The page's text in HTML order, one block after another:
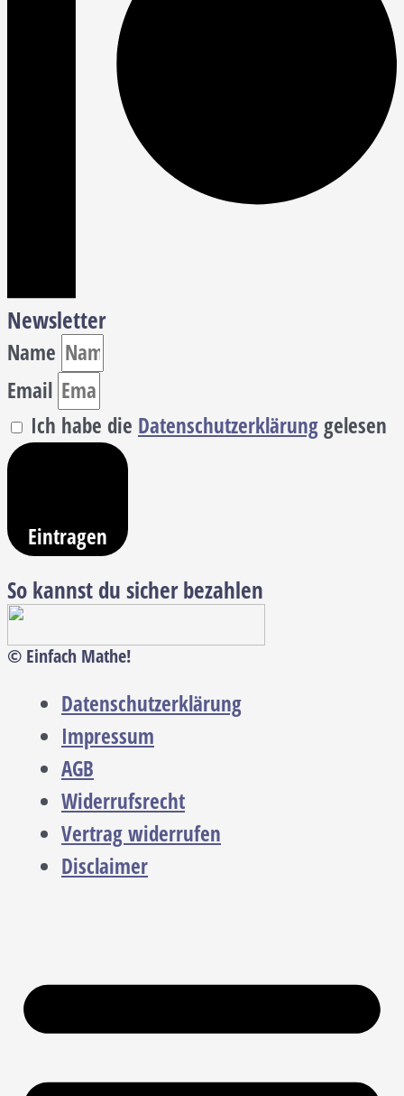
Newsletter
Name
Email
Ich habe die Datenschutzerklärung gelesen
Eintragen
So kannst du sicher bezahlen
© Einfach Mathe!
Datenschutzerklärung
Impressum
AGB
Widerrufsrecht
Vertrag widerrufen
Disclaimer